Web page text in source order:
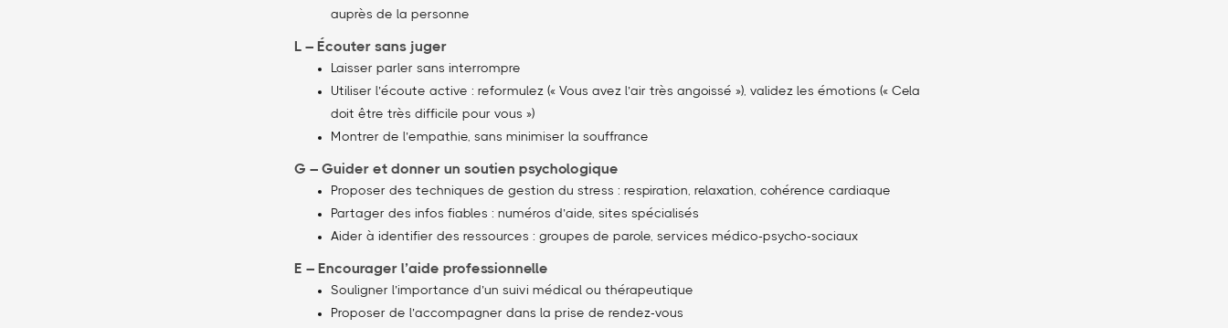
auprès de la personne
L – Écouter sans juger
Laisser parler sans interrompre
Utiliser l’écoute active : reformulez (« Vous avez l’air très angoissé »), validez les émotions (« Cela
doit être très difficile pour vous »)
Montrer de l’empathie, sans minimiser la souffrance
G – Guider et donner un soutien psychologique
Proposer des techniques de gestion du stress : respiration, relaxation, cohérence cardiaque
Partager des infos fiables : numéros d’aide, sites spécialisés
Aider à identifier des ressources : groupes de parole, services médico-psycho-sociaux
E – Encourager l’aide professionnelle
Souligner l’importance d’un suivi médical ou thérapeutique
Proposer de l’accompagner dans la prise de rendez-vous